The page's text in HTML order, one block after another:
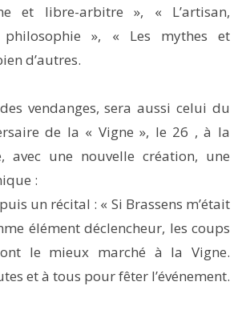
et libre-arbitre », « L’artisan,
philosophie », « Les mythes et
d’autres.
vendanges, sera aussi celui du
de la « Vigne », le 26 , à la
avec une nouvelle création, une
:
un récital : « Si Brassens m’était
élément déclencheur, les coups
le mieux marché à la Vigne.
et à tous pour fêter l’événement.